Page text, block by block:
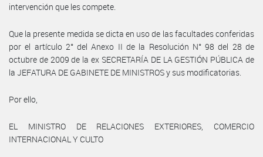
intervención que les compete.
Que la presente medida se dicta en uso de las facultades conferidas
por el artículo 2° del Anexo II de la Resolución N° 98 del 28 de
octubre de 2009 de la ex SECRETARÍA DE LA GESTIÓN PÚBLICA de
la JEFATURA DE GABINETE DE MINISTROS y sus modificatorias.
Por ello,
EL MINISTRO DE RELACIONES EXTERIORES, COMERCIO
INTERNACIONAL Y CULTO